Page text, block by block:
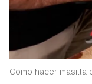
Cómo hacer masilla